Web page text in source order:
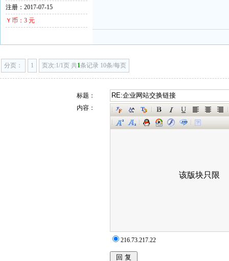
注册：2017-07-15
Ｙ币：3 元
分页： 1 页次:1/1页 共1条记录 10条/每页
标题：
内容：
216.73.217.22